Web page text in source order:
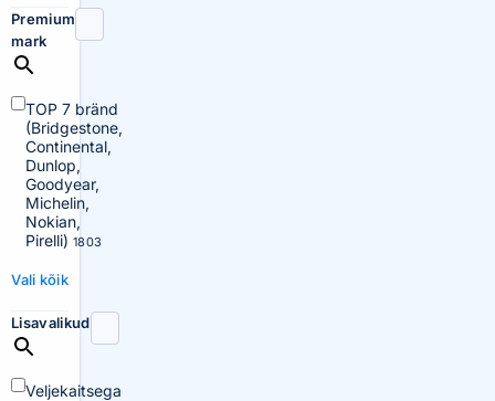
Premium
mark
TOP 7 bränd
(Bridgestone,
Continental,
Dunlop,
Goodyear,
Michelin,
Nokian,
Pirelli) 1803
Vali kõik
Lisavalikud
Veljekaitsega